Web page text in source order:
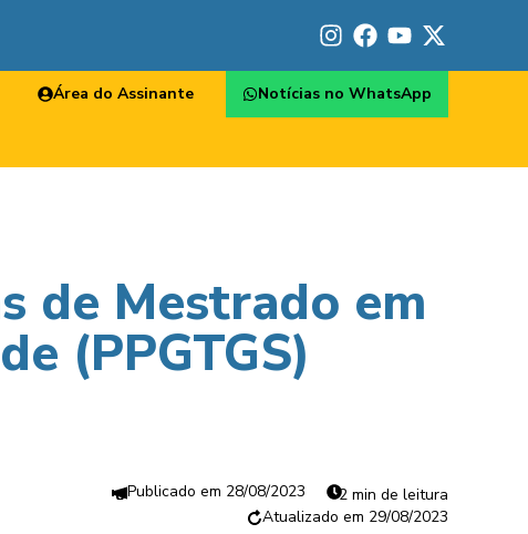
Área do Assinante Notícias no WhatsApp
de Mestrado em
(PPGTGS)
28/08/2023
2 min de leitura
29/08/2023